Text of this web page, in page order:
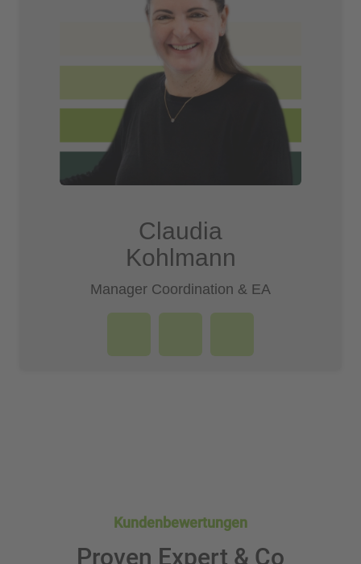
Claudia
Kohlmann­­
Manager Coordination & EA
Kundenbewertungen
Proven Expert & Co